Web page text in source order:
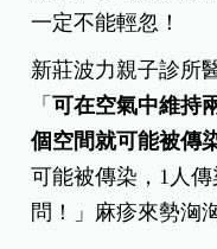
一定不能輕忽！
新莊波力親子診所
「可在空氣中維持
個空間就可能被傳
可能被傳染，1人
問！」麻疹來勢洶